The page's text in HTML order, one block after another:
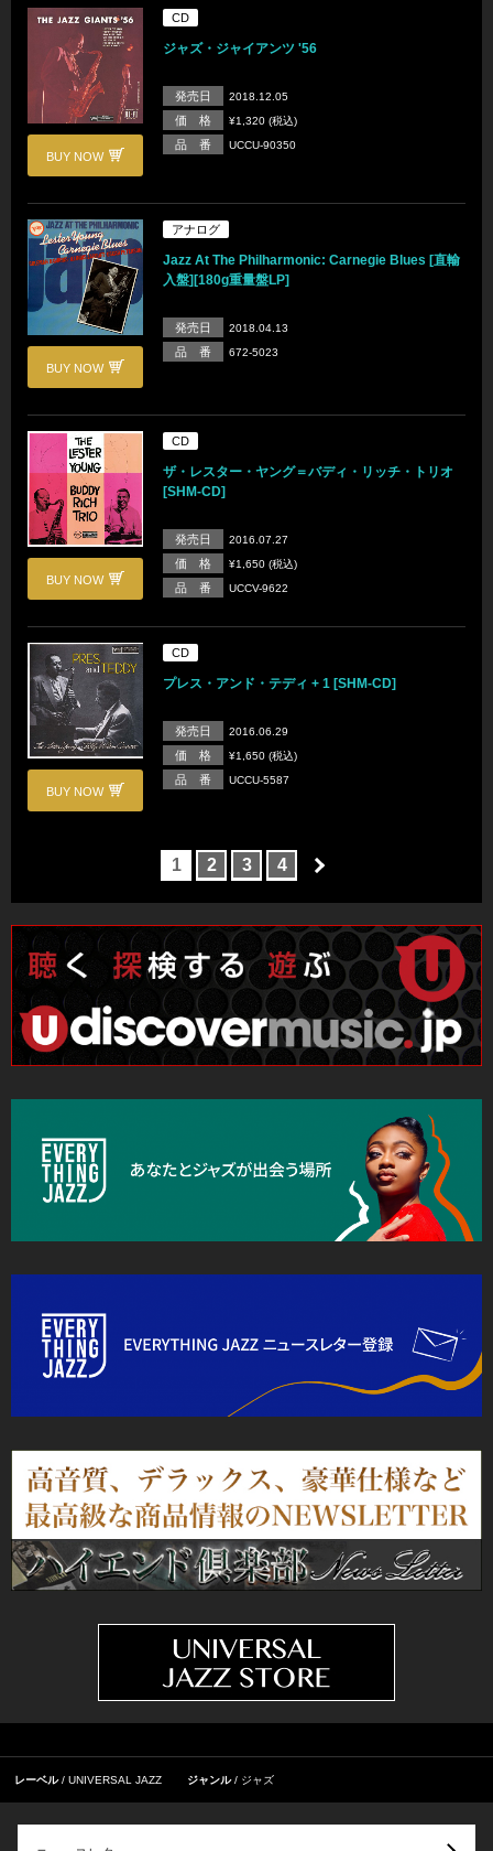
BUY NOW
CD
ジャズ・ジャイアンツ '56
発売日 2018.12.05
価 格 ¥1,320 (税込)
品 番 UCCU-90350
BUY NOW
アナログ
Jazz At The Philharmonic: Carnegie Blues [直輸
入盤][180g重量盤LP]
発売日 2018.04.13
品 番 672-5023
BUY NOW
CD
ザ・レスター・ヤング＝バディ・リッチ・トリオ
[SHM-CD]
発売日 2016.07.27
価 格 ¥1,650 (税込)
品 番 UCCV-9622
BUY NOW
CD
プレス・アンド・テディ + 1 [SHM-CD]
発売日 2016.06.29
価 格 ¥1,650 (税込)
品 番 UCCU-5587
1 2 3 4
レーベル UNIVERSAL JAZZ ジャンル ジャズ